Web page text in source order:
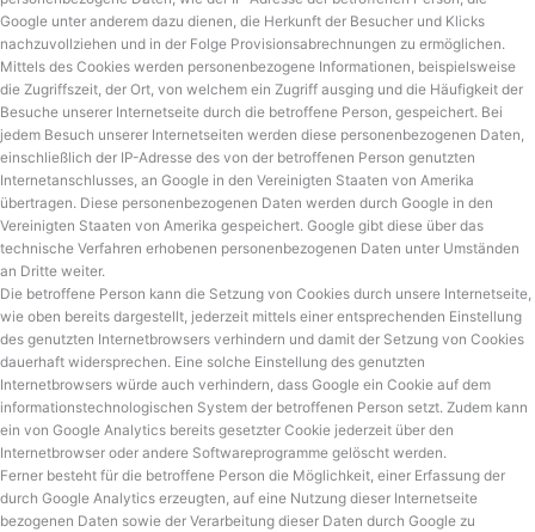
Google unter anderem dazu dienen, die Herkunft der Besucher und Klicks
nachzuvollziehen und in der Folge Provisionsabrechnungen zu ermöglichen.
Mittels des Cookies werden personenbezogene Informationen, beispielsweise
die Zugriffszeit, der Ort, von welchem ein Zugriff ausging und die Häufigkeit der
Besuche unserer Internetseite durch die betroffene Person, gespeichert. Bei
jedem Besuch unserer Internetseiten werden diese personenbezogenen Daten,
einschließlich der IP-Adresse des von der betroffenen Person genutzten
Internetanschlusses, an Google in den Vereinigten Staaten von Amerika
übertragen. Diese personenbezogenen Daten werden durch Google in den
Vereinigten Staaten von Amerika gespeichert. Google gibt diese über das
technische Verfahren erhobenen personenbezogenen Daten unter Umständen
an Dritte weiter.
Die betroffene Person kann die Setzung von Cookies durch unsere Internetseite,
wie oben bereits dargestellt, jederzeit mittels einer entsprechenden Einstellung
des genutzten Internetbrowsers verhindern und damit der Setzung von Cookies
dauerhaft widersprechen. Eine solche Einstellung des genutzten
Internetbrowsers würde auch verhindern, dass Google ein Cookie auf dem
informationstechnologischen System der betroffenen Person setzt. Zudem kann
ein von Google Analytics bereits gesetzter Cookie jederzeit über den
Internetbrowser oder andere Softwareprogramme gelöscht werden.
Ferner besteht für die betroffene Person die Möglichkeit, einer Erfassung der
durch Google Analytics erzeugten, auf eine Nutzung dieser Internetseite
bezogenen Daten sowie der Verarbeitung dieser Daten durch Google zu